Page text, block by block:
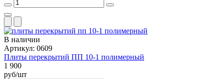
В наличии
Артикул: 0609
Плиты перекрытий ПП 10-1 полимерный
1 900
руб/шт